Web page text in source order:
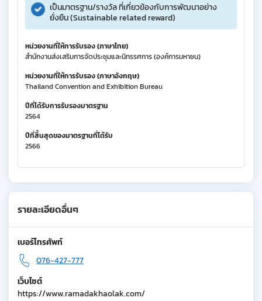
เป็นมาตรฐาน/รางวัล ที่เกี่ยวข้องกับการพัฒนาอย่าง
ยั่งยืน (Sustainable related reward)
หน่วยงานที่ให้การรับรอง (ภาษาไทย)
สำนักงานส่งเสริมการจัดประชุมและนิทรรศการ (องค์การมหาชน)
หน่วยงานที่ให้การรับรอง (ภาษาอังกฤษ)
Thailand Convention and Exhibition Bureau
ปีที่ได้รับการรับรองมาตรฐาน
2564
ปีที่สิ้นสุดของมาตรฐานที่ได้รับ
2566
รายละเอียดอื่นๆ
เบอร์โทรศัพท์
076-427-777
เว็บไซต์
https://www.ramadakhaolak.com/